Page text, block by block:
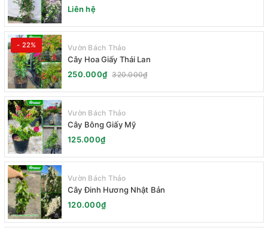
Liên hệ
- 22% Vườn Bách Thảo
Cây Hoa Giấy Thái Lan
250.000₫ 320.000₫
Vườn Bách Thảo
Cây Bông Giấy Mỹ
125.000₫
Vườn Bách Thảo
Cây Đinh Hương Nhật Bản
120.000₫